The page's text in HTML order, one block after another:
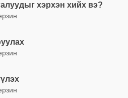
хэрхэн хийх вэ?